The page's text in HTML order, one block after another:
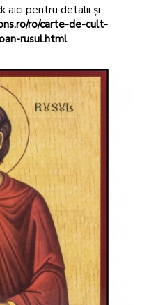
aici pentru detalii și
ro/carte-de-cult-
rusul.html